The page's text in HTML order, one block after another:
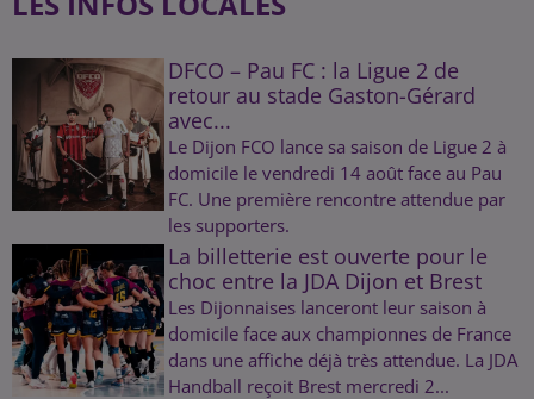
DFCO – Pau FC : la Ligue 2 de
retour au stade Gaston-Gérard
avec...
Le Dijon FCO lance sa saison de Ligue 2 à
domicile le vendredi 14 août face au Pau
FC. Une première rencontre attendue par
les supporters.
La billetterie est ouverte pour le
choc entre la JDA Dijon et Brest
Les Dijonnaises lanceront leur saison à
domicile face aux championnes de France
dans une affiche déjà très attendue. La JDA
Handball reçoit Brest mercredi 2...